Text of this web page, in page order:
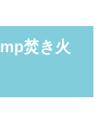
焚き火